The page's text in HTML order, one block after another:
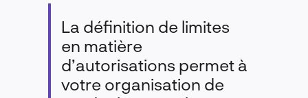
La définition de limites
en matière
d’autorisations permet à
votre organisation de